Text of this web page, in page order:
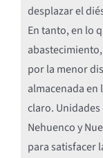
desplazar el
En tanto, en lo
por la menor
almacenada en
claro.
Nehuenco y
para satisfacer